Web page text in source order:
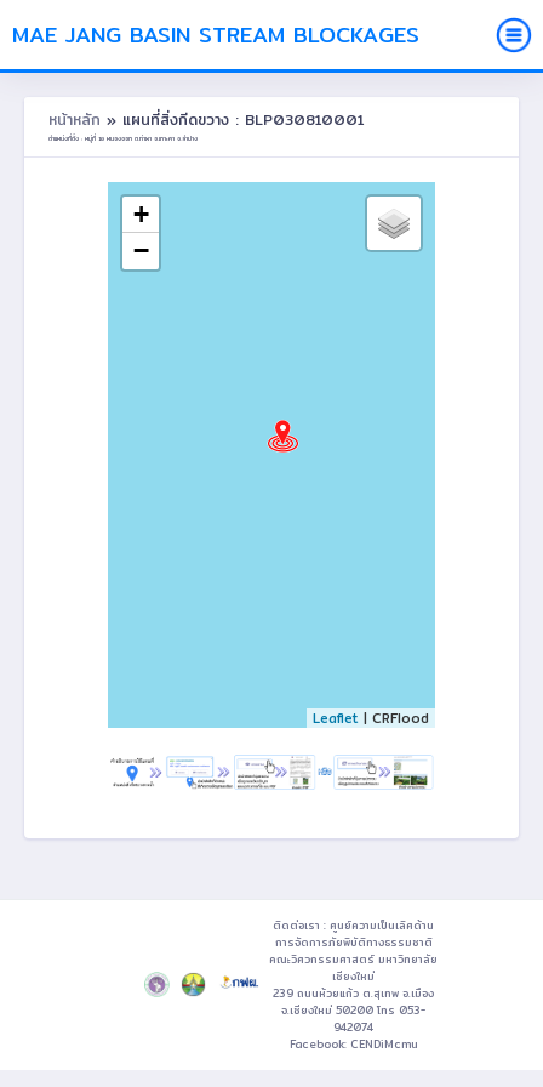
MAE JANG BASIN STREAM BLOCKAGES
หน้าหลัก » แผนที่สิ่งกีดขวาง : BLP030810001
ตำแหน่งที่ตั้ง : หมู่ที่ 10 หนองจอก ต.ท่าผา อ.เกาะคา จ.ลำปาง
+
−
Leaflet | CRFlood
ติดต่อเรา : ศูนย์ความเป็นเลิศด้าน
การจัดการภัยพิบัติทางธรรมชาติ
คณะวิศวกรรมศาสตร์ มหาวิทยาลัย
เชียงใหม่
239 ถนนห้วยแก้ว ต.สุเทพ อ.เมือง
จ.เชียงใหม่ 50200 โทร 053-
942074
Facebook: CENDiMcmu